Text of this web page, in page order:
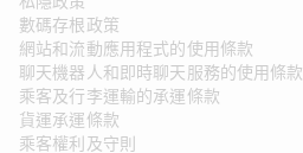
數碼存根政策
網站和流動應用程式的使用條款
聊天機器人和即時聊天服務的使用條款
乘客及行李運輸的承運條款
貨運承運條款
乘客權利及守則